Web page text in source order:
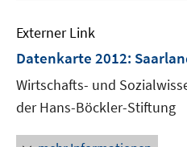
Externer Link
Datenkarte 2012:
Wirtschafts- und
der Hans-Böckler-Stiftung